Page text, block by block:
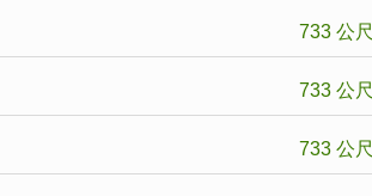
733 公尺
733 公尺
733 公尺